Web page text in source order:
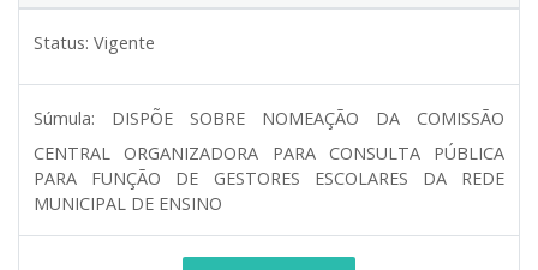
Status: Vigente
Súmula:
DISPÕE SOBRE NOMEAÇÃO DA COMISSÃO
CENTRAL ORGANIZADORA PARA CONSULTA PÚBLICA
PARA FUNÇÃO DE GESTORES ESCOLARES DA REDE
MUNICIPAL DE ENSINO